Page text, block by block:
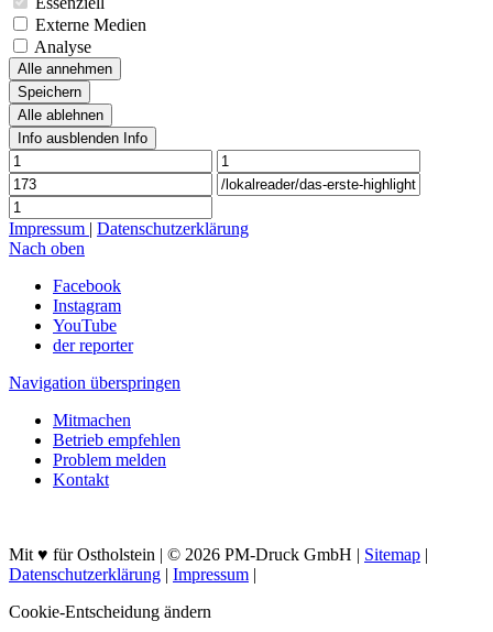
Externe Medien
Analyse
Alle annehmen
Speichern
Alle ablehnen
Info ausblenden Info
Impressum | Datenschutzerklärung
Nach oben
Facebook
Instagram
YouTube
der reporter
Navigation überspringen
Mitmachen
Betrieb empfehlen
Problem melden
Kontakt
Mit ♥ für Ostholstein | © 2026 PM-Druck GmbH | Sitemap |
Datenschutzerklärung | Impressum |
Cookie-Entscheidung ändern